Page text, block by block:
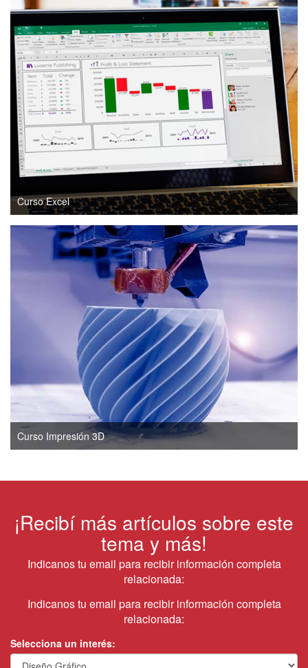
Curso Excel
Curso Impresión 3D
¡Recibí más artículos sobre este
tema y más!
Indicanos tu email para recibir información completa
relacionada:
Indicanos tu email para recibir información completa
relacionada:
Selecciona un interés: